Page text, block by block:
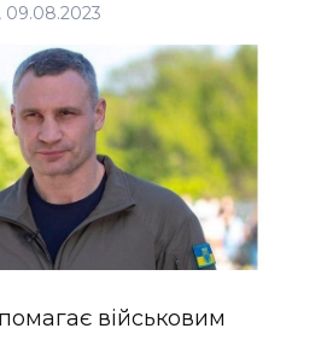
09.08.2023
військовим